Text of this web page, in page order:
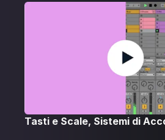
Tasti e Scale, Sistemi di